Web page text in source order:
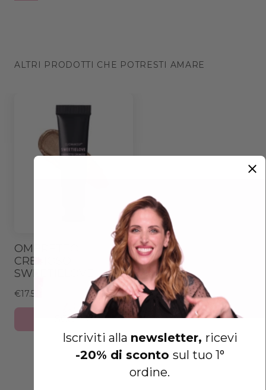
ALTRI PRODOTTI CHE POTRESTI AMARE
OMBRETTO
CREMOSO
SWEETIELOVE
€17.50
SCOPRI
Iscriviti alla newsletter, ricevi
-20% di sconto sul tuo 1°
ordine.